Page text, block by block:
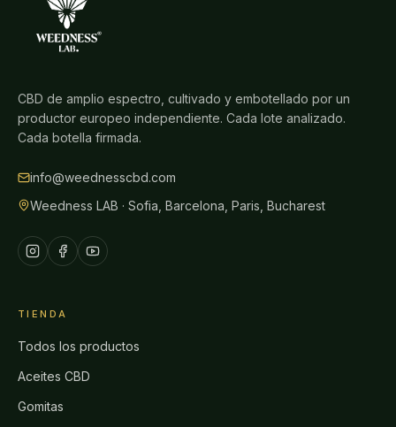
CBD de amplio espectro, cultivado y embotellado por un
productor europeo independiente. Cada lote analizado.
Cada botella firmada.
info@weednesscbd.com
Weedness LAB · Sofia, Barcelona, Paris, Bucharest
TIENDA
Todos los productos
Aceites CBD
Gomitas